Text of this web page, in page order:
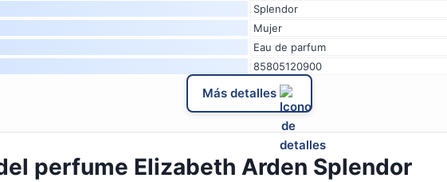
Splendor
Mujer
Eau de parfum
85805120900
Más detalles
perfume Elizabeth Arden Splendor